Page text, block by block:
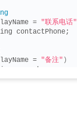
= "联系电话"
contactPhone;
= "备注" )
remarks;